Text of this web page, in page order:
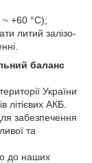
+60 °C);
литий залізо-
баланс
України
літієвих АКБ.
забезпечення
та
до наших